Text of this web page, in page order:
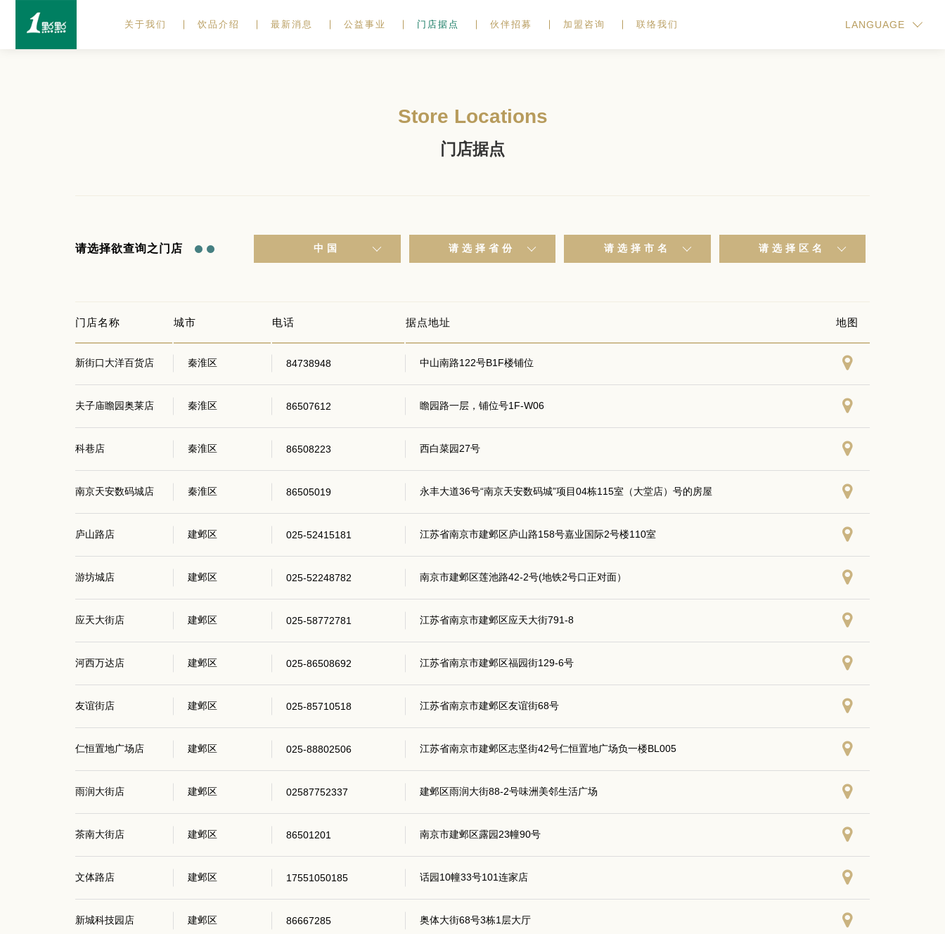
关于我们 饮品介绍 最新消息 公益事业 门店据点 伙伴招募 加盟咨询 联络我们 LANGUAGE
Store Locations
门店据点
请选择欲查询之门店 中国 请选择省份 请选择市名 请选择区名
门店名称 城市 电话 据点地址 地图
新街口大洋百货店 秦淮区 84738948 中山南路122号B1F楼铺位
夫子庙瞻园奥莱店 秦淮区 86507612 瞻园路一层，铺位号1F-W06
科巷店 秦淮区 86508223 西白菜园27号
南京天安数码城店 秦淮区 86505019 永丰大道36号“南京天安数码城”项目04栋115室（大堂店）号的房屋
庐山路店 建邺区 025-52415181 江苏省南京市建邺区庐山路158号嘉业国际2号楼110室
游坊城店 建邺区 025-52248782 南京市建邺区莲池路42-2号(地铁2号口正对面）
应天大街店 建邺区 025-58772781 江苏省南京市建邺区应天大街791-8
河西万达店 建邺区 025-86508692 江苏省南京市建邺区福园街129-6号
友谊街店 建邺区 025-85710518 江苏省南京市建邺区友谊街68号
仁恒置地广场店 建邺区 025-88802506 江苏省南京市建邺区志坚街42号仁恒置地广场负一楼BL005
雨润大街店 建邺区 02587752337 建邺区雨润大街88-2号味洲美邻生活广场
茶南大街店 建邺区 86501201 南京市建邺区露园23幢90号
文体路店 建邺区 17551050185 话园10幢33号101连家店
新城科技园店 建邺区 86667285 奥体大街68号3栋1层大厅